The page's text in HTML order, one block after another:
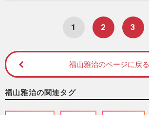
1 2 3
福山雅治のページに戻る
福山雅治の関連タグ